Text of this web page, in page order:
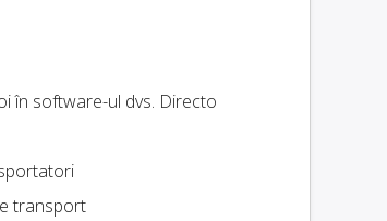
în software-ul dvs. Directo
transport